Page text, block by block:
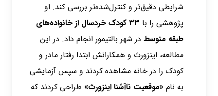
شرایطی دقیق‌تر و کنترل‌شده‌تر بررسی کند. او
پژوهشی را با
۳۳ کودک خردسال از خانواده‌های
طبقه متوسط در شهر بالتیمور انجام داد. در این
مطالعه، اینزورث و همکارانش ابتدا رفتار مادر و
کودک را در خانه مشاهده کردند و سپس آزمایشی
به نام «موقعیت ناآشنا اینزورث» طراحی کردند که